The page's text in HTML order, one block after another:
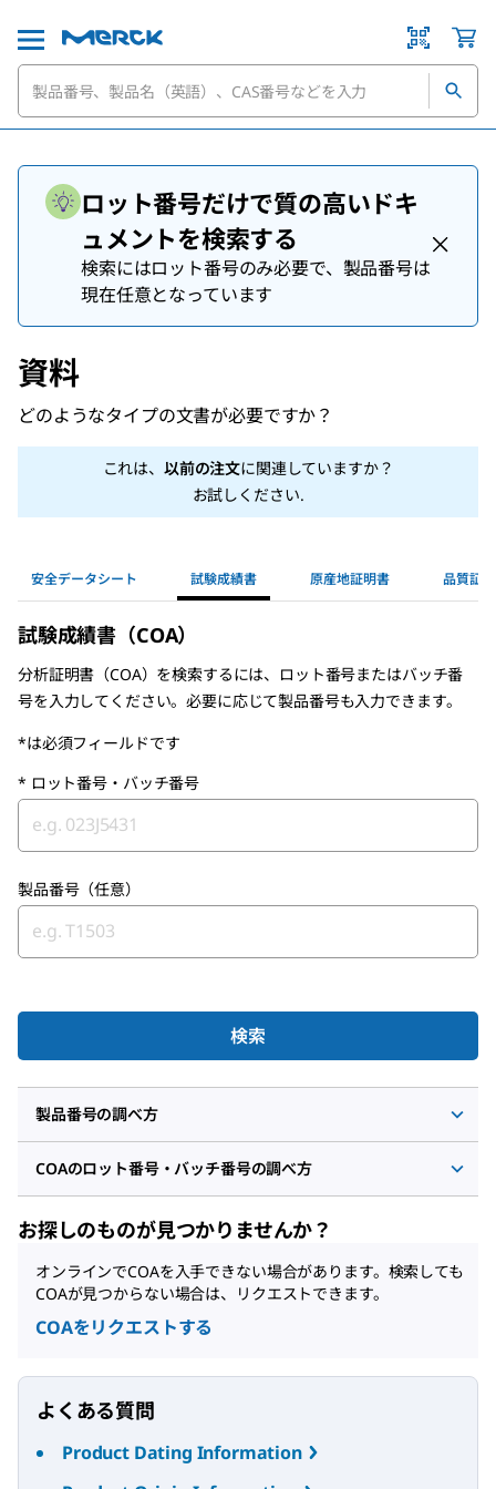
ロット番号だけで質の高いドキ
ュメントを検索する
検索にはロット番号のみ必要で、製品番号は
現在任意となっています
資料
どのようなタイプの文書が必要ですか？
これは、 以前の注文に関連していますか？
お試しください.
安全データシート 試験成績書 原産地証明書 品質証
試験成績書（COA）
分析証明書（COA）を検索するには、ロット番号またはバッチ番
号を入力してください。必要に応じて製品番号も入力できます。
*は必須フィールドです
* ロット番号・バッチ番号
製品番号（任意）
検索
製品番号の調べ方
COAのロット番号・バッチ番号の調べ方
お探しのものが見つかりませんか？
オンラインでCOAを入手できない場合があります。検索しても
COAが見つからない場合は、リクエストできます。
COAをリクエストする
よくある質問
Product Dating Information